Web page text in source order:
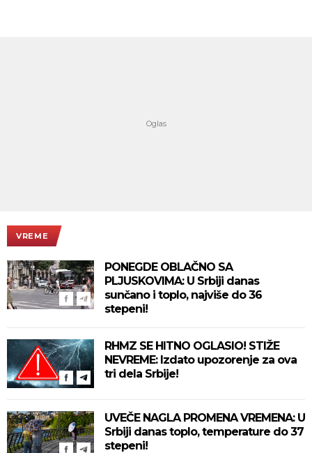
VREME
PONEGDE OBLAČNO SA
PLJUSKOVIMA: U Srbiji danas
sunčano i toplo, najviše do 36
stepeni!
RHMZ SE HITNO OGLASIO! STIŽE
NEVREME: Izdato upozorenje za ova
tri dela Srbije!
UVEČE NAGLA PROMENA VREMENA: U
Srbiji danas toplo, temperature do 37
stepeni!